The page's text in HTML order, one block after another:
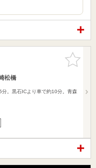
お気に入
りに追加
松橋
。黒石ICより車で約10分。青森